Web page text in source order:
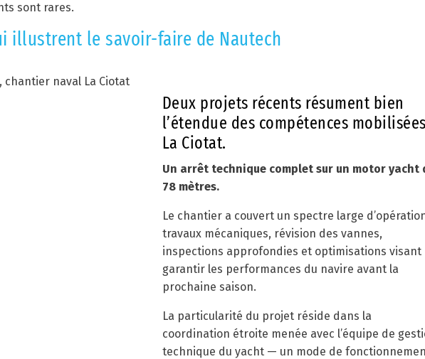
sont rares.
illustrent le savoir-faire de Nautech
Deux projets récents résument bien
l’étendue des compétences
La Ciotat.
Un arrêt technique complet sur un motor yacht
78 mètres.
Le chantier a couvert un spectre large
travaux mécaniques, révision des vannes,
inspections approfondies et optimisations visant
garantir les performances du navire avant la
prochaine saison.
La particularité du projet réside dans la
coordination étroite menée avec l’équipe de
technique du yacht — un mode de